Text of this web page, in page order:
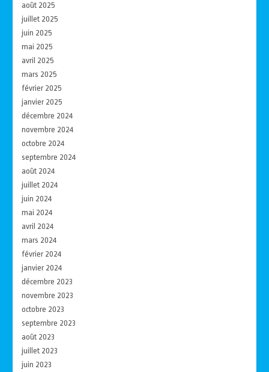
août 2025
juillet 2025
juin 2025
mai 2025
avril 2025
mars 2025
février 2025
janvier 2025
décembre 2024
novembre 2024
octobre 2024
septembre 2024
août 2024
juillet 2024
juin 2024
mai 2024
avril 2024
mars 2024
février 2024
janvier 2024
décembre 2023
novembre 2023
octobre 2023
septembre 2023
août 2023
juillet 2023
juin 2023